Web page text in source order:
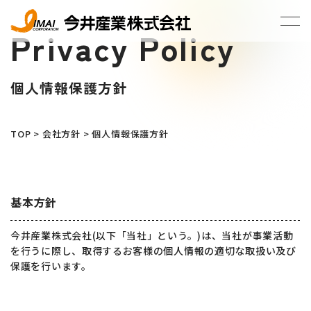
Privacy Policy
個人情報保護方針
TOP > 会社方針 >個人情報保護方針
基本方針
今井産業株式会社(以下「当社」という。)は、当社が事業活動
を行うに際し、取得するお客様の個人情報の適切な取扱い及び
保護を行います。